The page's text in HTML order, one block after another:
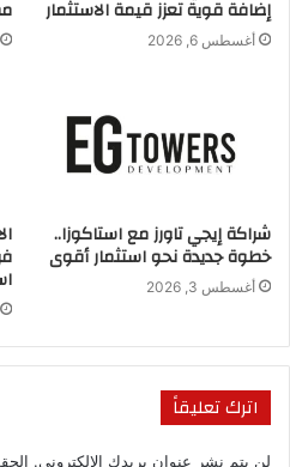
F
a
M
a
m
h
إضافة قوية تعزز قيمة الاستثمار
أغسطس 6, 2026
شراكة إيجي تاورز مع استاكوزا..
خطوة جديدة نحو استثمار أقوى
أغسطس 3, 2026
اترك تعليقاً
لن يتم نشر عنوان بريدك الإلكتروني.